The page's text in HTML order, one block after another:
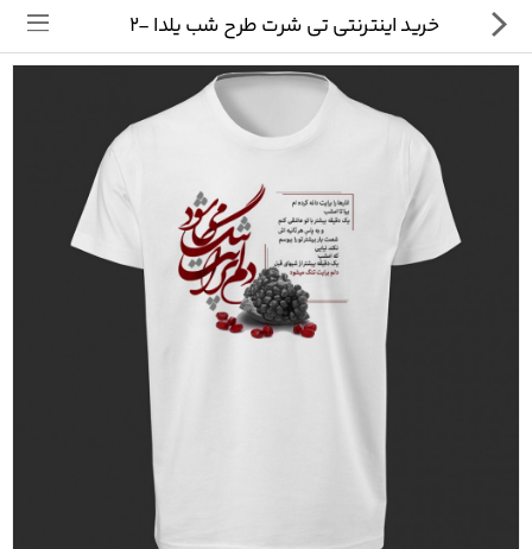
خرید اینترنتی تی شرت طرح شب یلدا -2
تی شرت
ماگ
پیکسل
سایر محصولات